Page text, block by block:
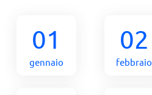
01
gennaio
02
febbraio